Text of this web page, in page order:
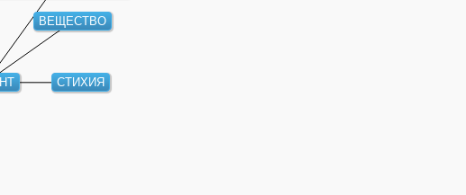
СТИХИЯ
ВЕЩЕСТВО